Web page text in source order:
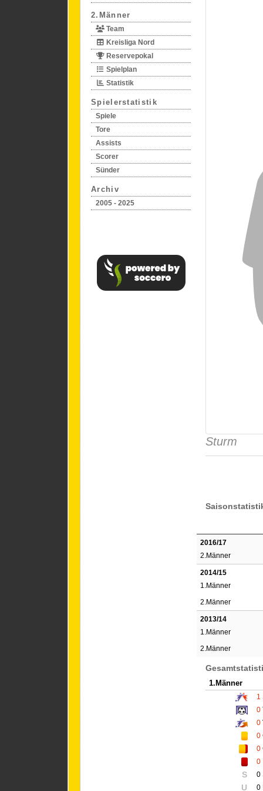
2.Männer
Team
Kreisliga Nord
Reservepokal
Spielplan
Statistik
Spielerstatistik
Spiele
Tore
Assists
Scorer
Sünder
Archiv
2005 - 2025
Sturm
2016/17
2.Männer
2014/15
1.Männer
2.Männer
2013/14
1.Männer
2.Männer
1.Männer
1
0
0
0
0
0
S 0
U 0